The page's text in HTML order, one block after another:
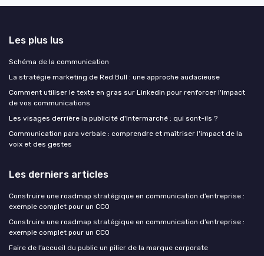
Les plus lus
Schéma de la communication
La stratégie marketing de Red Bull : une approche audacieuse
Comment utiliser le texte en gras sur LinkedIn pour renforcer l'impact
de vos communications
Les visages derrière la publicité d'Intermarché : qui sont-ils ?
Communication para verbale : comprendre et maîtriser l'impact de la
voix et des gestes
Les derniers articles
Construire une roadmap stratégique en communication d’entreprise :
exemple complet pour un CCO
Construire une roadmap stratégique en communication d’entreprise :
exemple complet pour un CCO
Faire de l’accueil du public un pilier de la marque corporate